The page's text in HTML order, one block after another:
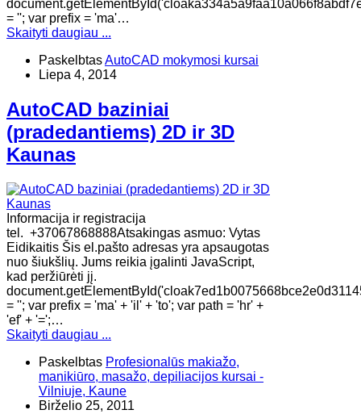
= ''; var prefix = 'ma'…
Skaityti daugiau ...
PaskelbtasAutoCAD mokymosi kursai
Liepa 4, 2014
AutoCAD baziniai
(pradedantiems) 2D ir 3D
Kaunas
Informacija ir registracija
tel. +37067868888Atsakingas asmuo: Vytas
Eidikaitis Šis el.pašto adresas yra apsaugotas
nuo šiukšlių. Jums reikia įgalinti JavaScript,
kad peržiūrėti jį.
= ''; var prefix = 'ma' + 'il' + 'to'; var path = 'hr' +
'ef' + '=';…
Skaityti daugiau ...
Paskelbtas Profesionalūs makiažo,
manikiūro, masažo, depiliacijos kursai -
Vilniuje, Kaune
Birželio 25, 2011